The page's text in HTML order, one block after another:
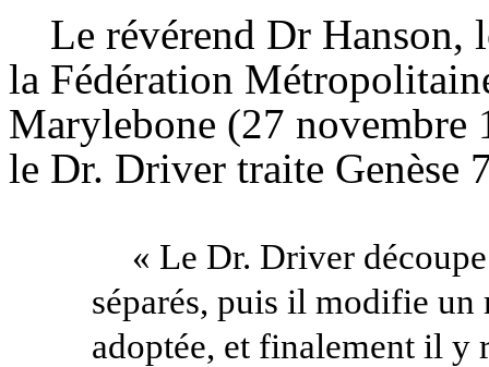
Le révérend Dr Hanson,
la Fédération
Marylebone (27 novembre
le Dr. Driver traite Genèse
« Le Dr. Driver
séparés, puis il modifie un
adoptée, et finalement il y